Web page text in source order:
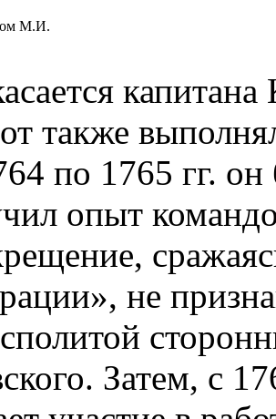
также
по 1765 гг.
опыт
не
Затем, с